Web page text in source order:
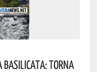
Basilicata: Torna